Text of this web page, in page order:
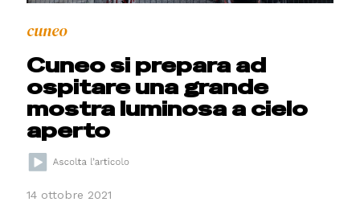
cuneo
Cuneo si prepara ad
ospitare una grande
mostra luminosa a cielo
aperto
14 ottobre 2021